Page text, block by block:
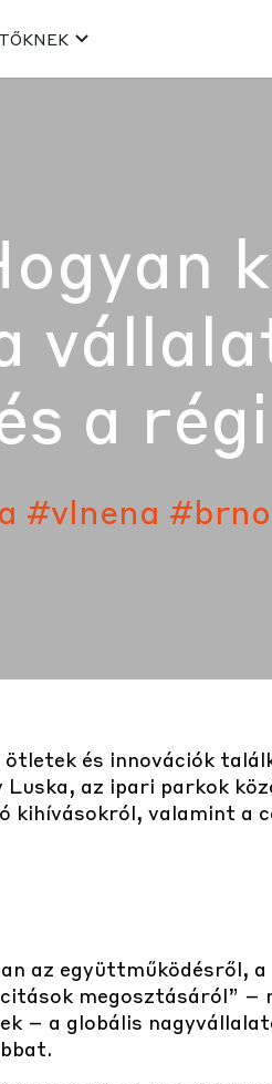
a
#vlnena #brno
és innovációk
az ipari parkok
valamint a
az együttműködésről, a
megosztásáról” –
– a globális